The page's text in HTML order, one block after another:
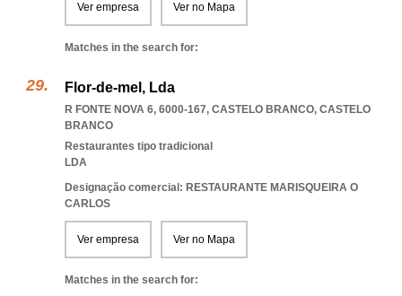
Ver empresa Ver no Mapa
Matches in the search for:
Flor-de-mel, Lda
R FONTE NOVA 6, 6000-167, CASTELO BRANCO, CASTELO
BRANCO
Restaurantes tipo tradicional
LDA
Designação comercial: RESTAURANTE MARISQUEIRA O
CARLOS
Ver empresa Ver no Mapa
Matches in the search for: